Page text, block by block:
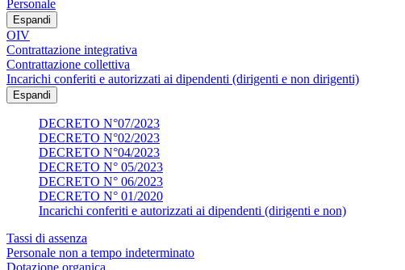
Personale
Espandi
OIV
Contrattazione integrativa
Contrattazione collettiva
Incarichi conferiti e autorizzati ai dipendenti (dirigenti e non dirigenti)
Espandi
DECRETO N°07/2023
DECRETO N°02/2023
DECRETO N°04/2023
DECRETO N° 05/2023
DECRETO N° 06/2023
DECRETO N° 01/2020
Incarichi conferiti e autorizzati ai dipendenti (dirigenti e non)
Tassi di assenza
Personale non a tempo indeterminato
Dotazione organica